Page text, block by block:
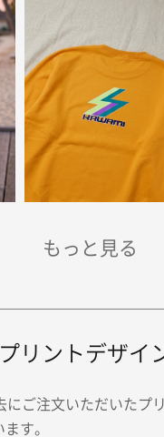
リントデザイ
にご注文いただいたプ
す。